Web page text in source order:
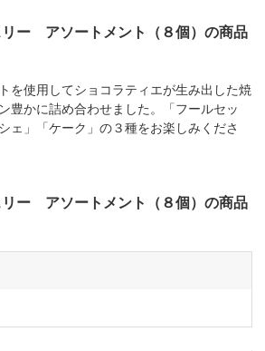
ー アソートメント（８個）の商品
を使用してショコラティエが生み出した焼
豊かに詰め合わせました。「フールセッ
ェ」「ケーク」の３種をお楽しみくださ
ー アソートメント（８個）の商品